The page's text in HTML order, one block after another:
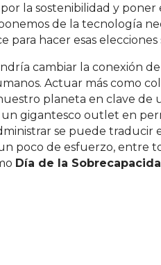
la sostenibilidad y poner
de la tecnología
para hacer esas elecciones
cambiar la conexión
Actuar más como
planeta en clave de
gigantesco outlet en
se puede traducir
poco de esfuerzo, entre
Día de la